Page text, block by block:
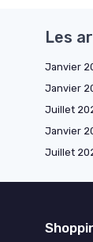
Les
Janvier
Janvier
Juillet
Janvier
Juillet